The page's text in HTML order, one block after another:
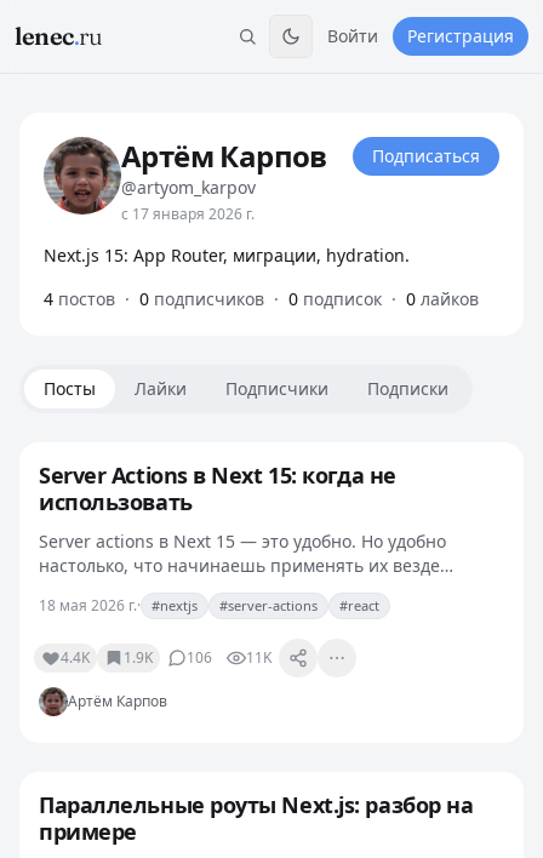
lenec.ru Войти Регистрация
Артём Карпов
@artyom_karpov
с 17 января 2026 г.
Подписаться
Next.js 15: App Router, миграции, hydration.
4 постов · 0 подписчиков · 0 подписок · 0 лайков
Посты Лайки Подписчики Подписки
Server Actions в Next 15: когда не
использовать
Server actions в Next 15 — это удобно. Но удобно
настолько, что начинаешь применять их везде
подряд, и через месяц у тебя в проекте 200 серверных
функций, которые делают всё подряд: от мутаций до…
18 мая 2026 г.· #nextjs #server-actions #react
4.4K 1.9K 106 11K
Артём Карпов
Параллельные роуты Next.js: разбор на
примере